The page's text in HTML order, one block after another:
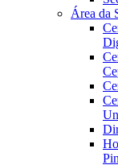
Área da